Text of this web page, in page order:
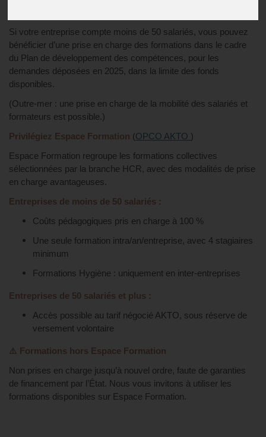
Si votre entreprise compte moins de 50 salariés, vous pouvez
bénéficier d’une prise en charge des formations dans le cadre
du Plan de développement des compétences, pour les
demandes déposées en 2025, dans la limite des fonds
disponibles.
(Outre-mer : une prise en charge de la mobilité des salariés et
formateurs est possible.)
Privilégiez Espace Formation (OPCO AKTO )
Espace Formation regroupe les formations collectives
sélectionnées par la branche HCR, avec des modalités de prise
en charge avantageuses.
Entreprises de moins de 50 salariés :
Coûts pédagogiques pris en charge à 100 %
Une seule formation intra/an/entreprise, avec 4 stagiaires
minimum
Formations Hygiène : uniquement en inter-entreprises
Entreprises de 50 salariés et plus :
Accès possible au tarif négocié AKTO, sous réserve de
versement volontaire
⚠️ Formations hors Espace Formation
Non prises en charge jusqu’à nouvel ordre, faute de garanties
de financement par l’État. Nous vous invitons à utiliser les
formations disponibles sur Espace Formation.